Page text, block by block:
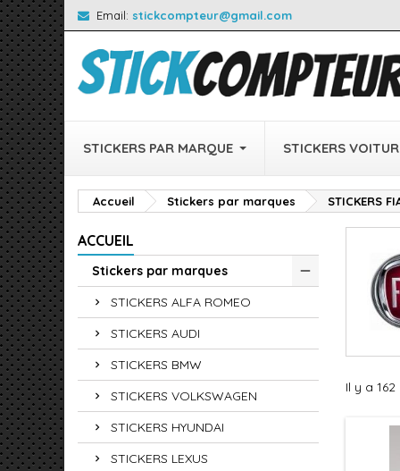
Email: stickcompteur@gmail.com
STICKERS PAR MARQUE STICKERS
Accueil Stickers par marques STICKERS
ACCUEIL
Stickers par marques
STICKERS ALFA ROMEO
STICKERS AUDI
STICKERS BMW
STICKERS VOLKSWAGEN
STICKERS HYUNDAI
STICKERS LEXUS
Il y a